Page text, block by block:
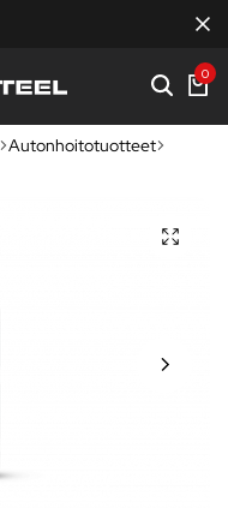
0
Autonhoitotuotteet